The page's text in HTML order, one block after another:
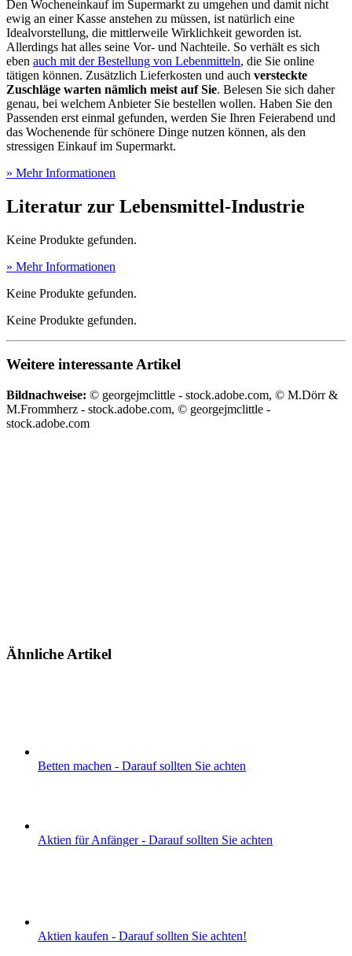
Den Wocheneinkauf im Supermarkt zu umgehen und damit nicht
ewig an einer Kasse anstehen zu müssen, ist natürlich eine
Idealvorstellung, die mittlerweile Wirklichkeit geworden ist.
Allerdings hat alles seine Vor- und Nachteile. So verhält es sich
eben auch mit der Bestellung von Lebenmitteln, die Sie online
tätigen können. Zusätzlich Lieferkosten und auch versteckte
Zuschläge warten nämlich meist auf Sie. Belesen Sie sich daher
genau, bei welchem Anbieter Sie bestellen wollen. Haben Sie den
Passenden erst einmal gefunden, werden Sie Ihren Feierabend und
das Wochenende für schönere Dinge nutzen können, als den
stressigen Einkauf im Supermarkt.
» Mehr Informationen
Literatur zur Lebensmittel-Industrie
Keine Produkte gefunden.
» Mehr Informationen
Keine Produkte gefunden.
Keine Produkte gefunden.
Weitere interessante Artikel
Bildnachweise: © georgejmclittle - stock.adobe.com, © M.Dörr &
M.Frommherz - stock.adobe.com, © georgejmclittle -
stock.adobe.com
Ähnliche Artikel
Betten machen - Darauf sollten Sie achten
Aktien für Anfänger - Darauf sollten Sie achten
Aktien kaufen - Darauf sollten Sie achten!